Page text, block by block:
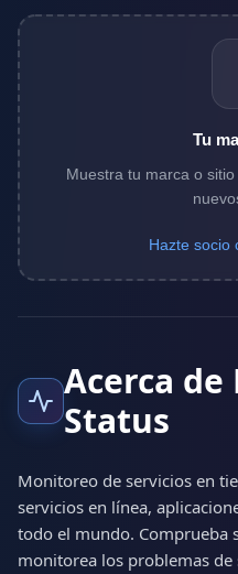
Tu
Muestra tu marca o
Hazte socio
Acerca
Status
Monitoreo de servicios en
servicios en línea,
todo el mundo. Comprueba
monitorea los problemas